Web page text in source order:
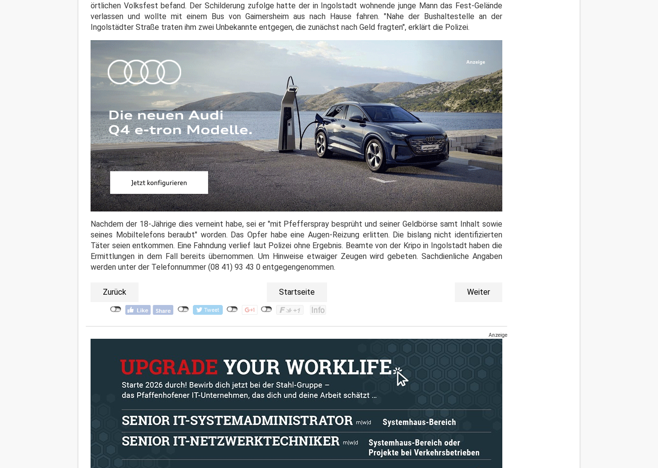
örtlichen Volksfest befand. Der Schilderung zufolge hatte der in Ingolstadt wohnende junge Mann das Fest-Gelände
verlassen und wollte mit einem Bus von Gaimersheim aus nach Hause fahren. "Nahe der Bushaltestelle an der
Ingolstädter Straße traten ihm zwei Unbekannte entgegen, die zunächst nach Geld fragten", erklärt die Polizei.
Nachdem der 18-Jährige dies verneint habe, sei er "mit Pfefferspray besprüht und seiner Geldbörse samt Inhalt sowie
seines Mobiltelefons beraubt" worden. Das Opfer habe eine Augen-Reizung erlitten. Die bislang nicht identifizierten
Täter seien entkommen. Eine Fahndung verlief laut Polizei ohne Ergebnis. Beamte von der Kripo in Ingolstadt haben die
Ermittlungen in dem Fall bereits übernommen. Um Hinweise etwaiger Zeugen wird gebeten. Sachdienliche Angaben
werden unter der Telefonnummer (08 41) 93 43 0 entgegengenommen.
Zurück Startseite Weiter
Anzeige